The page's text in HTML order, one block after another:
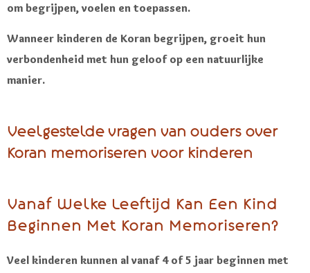
om begrijpen, voelen en toepassen.
Wanneer kinderen de Koran begrijpen, groeit hun
verbondenheid met hun geloof op een natuurlijke
manier.
Veelgestelde vragen van ouders over
Koran memoriseren voor kinderen
Vanaf Welke Leeftijd Kan Een Kind
Beginnen Met Koran Memoriseren?
Veel kinderen kunnen al vanaf 4 of 5 jaar beginnen met